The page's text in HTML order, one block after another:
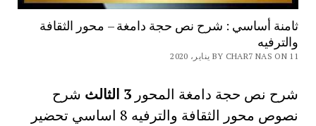
ثامنة أساسي : شرح نص حجة دامغة – محور الثقافة
والترفيه
BY CHAR7 NAS ON 11 يناير، 2020
شرح نص حجة دامغة المحور 3 الثالث
شرح
نصوص محور الثقافة والترفيه 8 اساسي تحضير